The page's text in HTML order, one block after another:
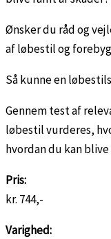
Ønsker du råd og
af løbestil og
Så kunne en
Gennem test af
løbestil vurderes,
hvordan du kan
Pris:
kr. 744,-
Varighed: